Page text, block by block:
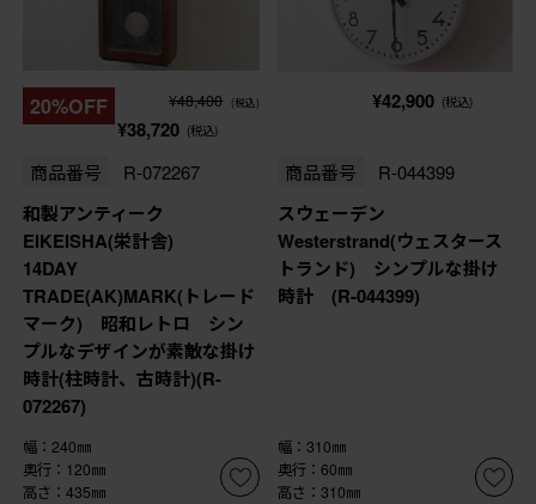
20%OFF ¥48,400 (税込)
¥38,720 (税込)
商品番号 R-072267
和製アンティーク
EIKEISHA(栄計舎)
14DAY
TRADE(AK)MARK(トレード
マーク) 昭和レトロ シン
プルなデザインが素敵な掛け
時計(柱時計、古時計)(R-
072267)
幅：240㎜
奥行：120㎜
高さ：435㎜
¥42,900 (税込)
商品番号 R-044399
スウェーデン
Westerstrand(ウェスタース
トランド) シンプルな掛け
時計 (R-044399)
幅：310㎜
奥行：60㎜
高さ：310㎜